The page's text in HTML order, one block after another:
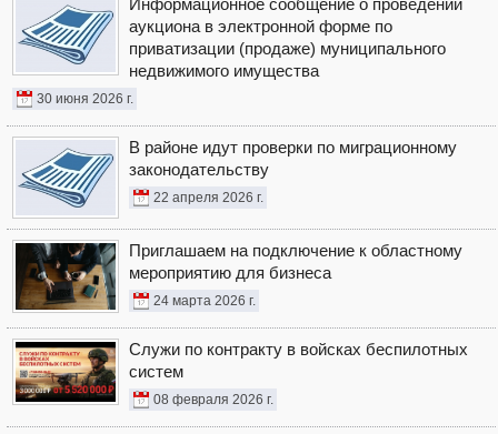
Информационное сообщение о проведении
аукциона в электронной форме по
приватизации (продаже) муниципального
недвижимого имущества
30 июня 2026 г.
В районе идут проверки по миграционному
законодательству
22 апреля 2026 г.
Приглашаем на подключение к областному
мероприятию для бизнеса
24 марта 2026 г.
Служи по контракту в войсках беспилотных
систем
08 февраля 2026 г.